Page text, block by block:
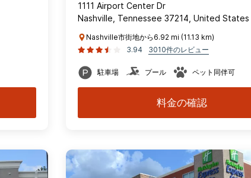
1111 Airport Center Dr
Nashville, Tennessee 37214, United States
Nashville市街地から6.92 mi (11.13 km)
3.94
3010件のレビュー
駐車場 プール ペット同伴可
料金の確認